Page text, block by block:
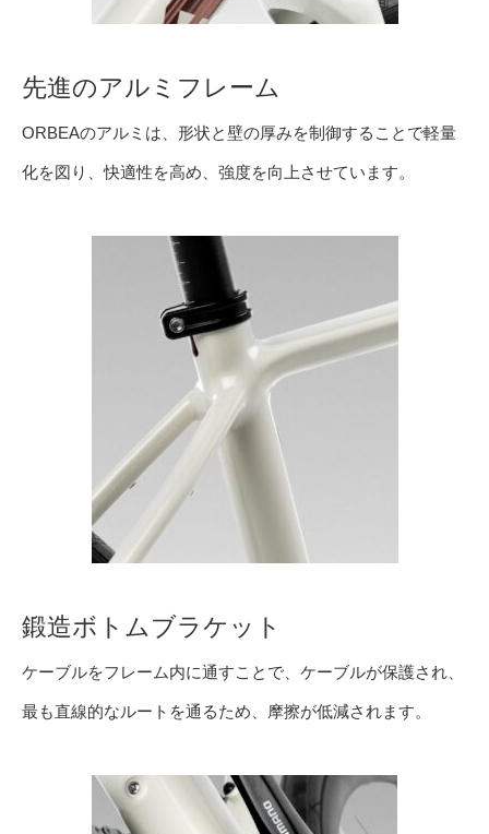
先進のアルミフレーム
ORBEAのアルミは、形状と壁の厚みを制御することで軽量
化を図り、快適性を高め、強度を向上させています。
鍛造ボトムブラケット
ケーブルをフレーム内に通すことで、ケーブルが保護され、
最も直線的なルートを通るため、摩擦が低減されます。